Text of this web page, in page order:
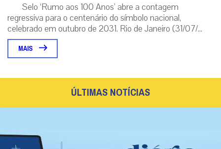
Selo ‘Rumo aos 100 Anos’ abre a contagem
regressiva para o centenário do símbolo nacional,
celebrado em outubro de 2031. Rio de Janeiro (31/07/...
MAIS
ÚLTIMAS NOTÍCIAS